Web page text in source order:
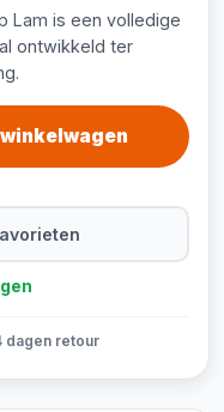
Lam is een volledige
ontwikkeld ter
dagen retour